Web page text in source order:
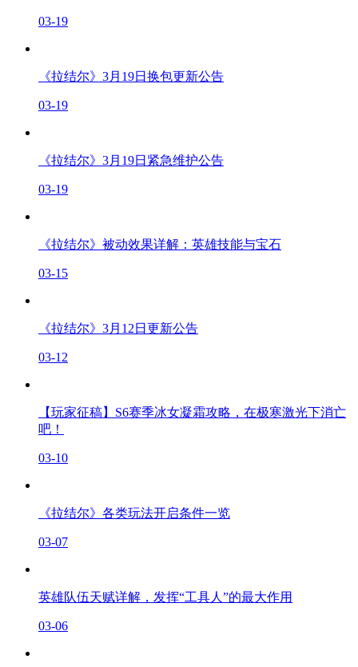
03-19
《拉结尔》3月19日换包更新公告
03-19
《拉结尔》3月19日紧急维护公告
03-19
《拉结尔》被动效果详解：英雄技能与宝石
03-15
《拉结尔》3月12日更新公告
03-12
【玩家征稿】S6赛季冰女凝霜攻略，在极寒激光下消亡
吧！
03-10
《拉结尔》各类玩法开启条件一览
03-07
英雄队伍天赋详解，发挥“工具人”的最大作用
03-06